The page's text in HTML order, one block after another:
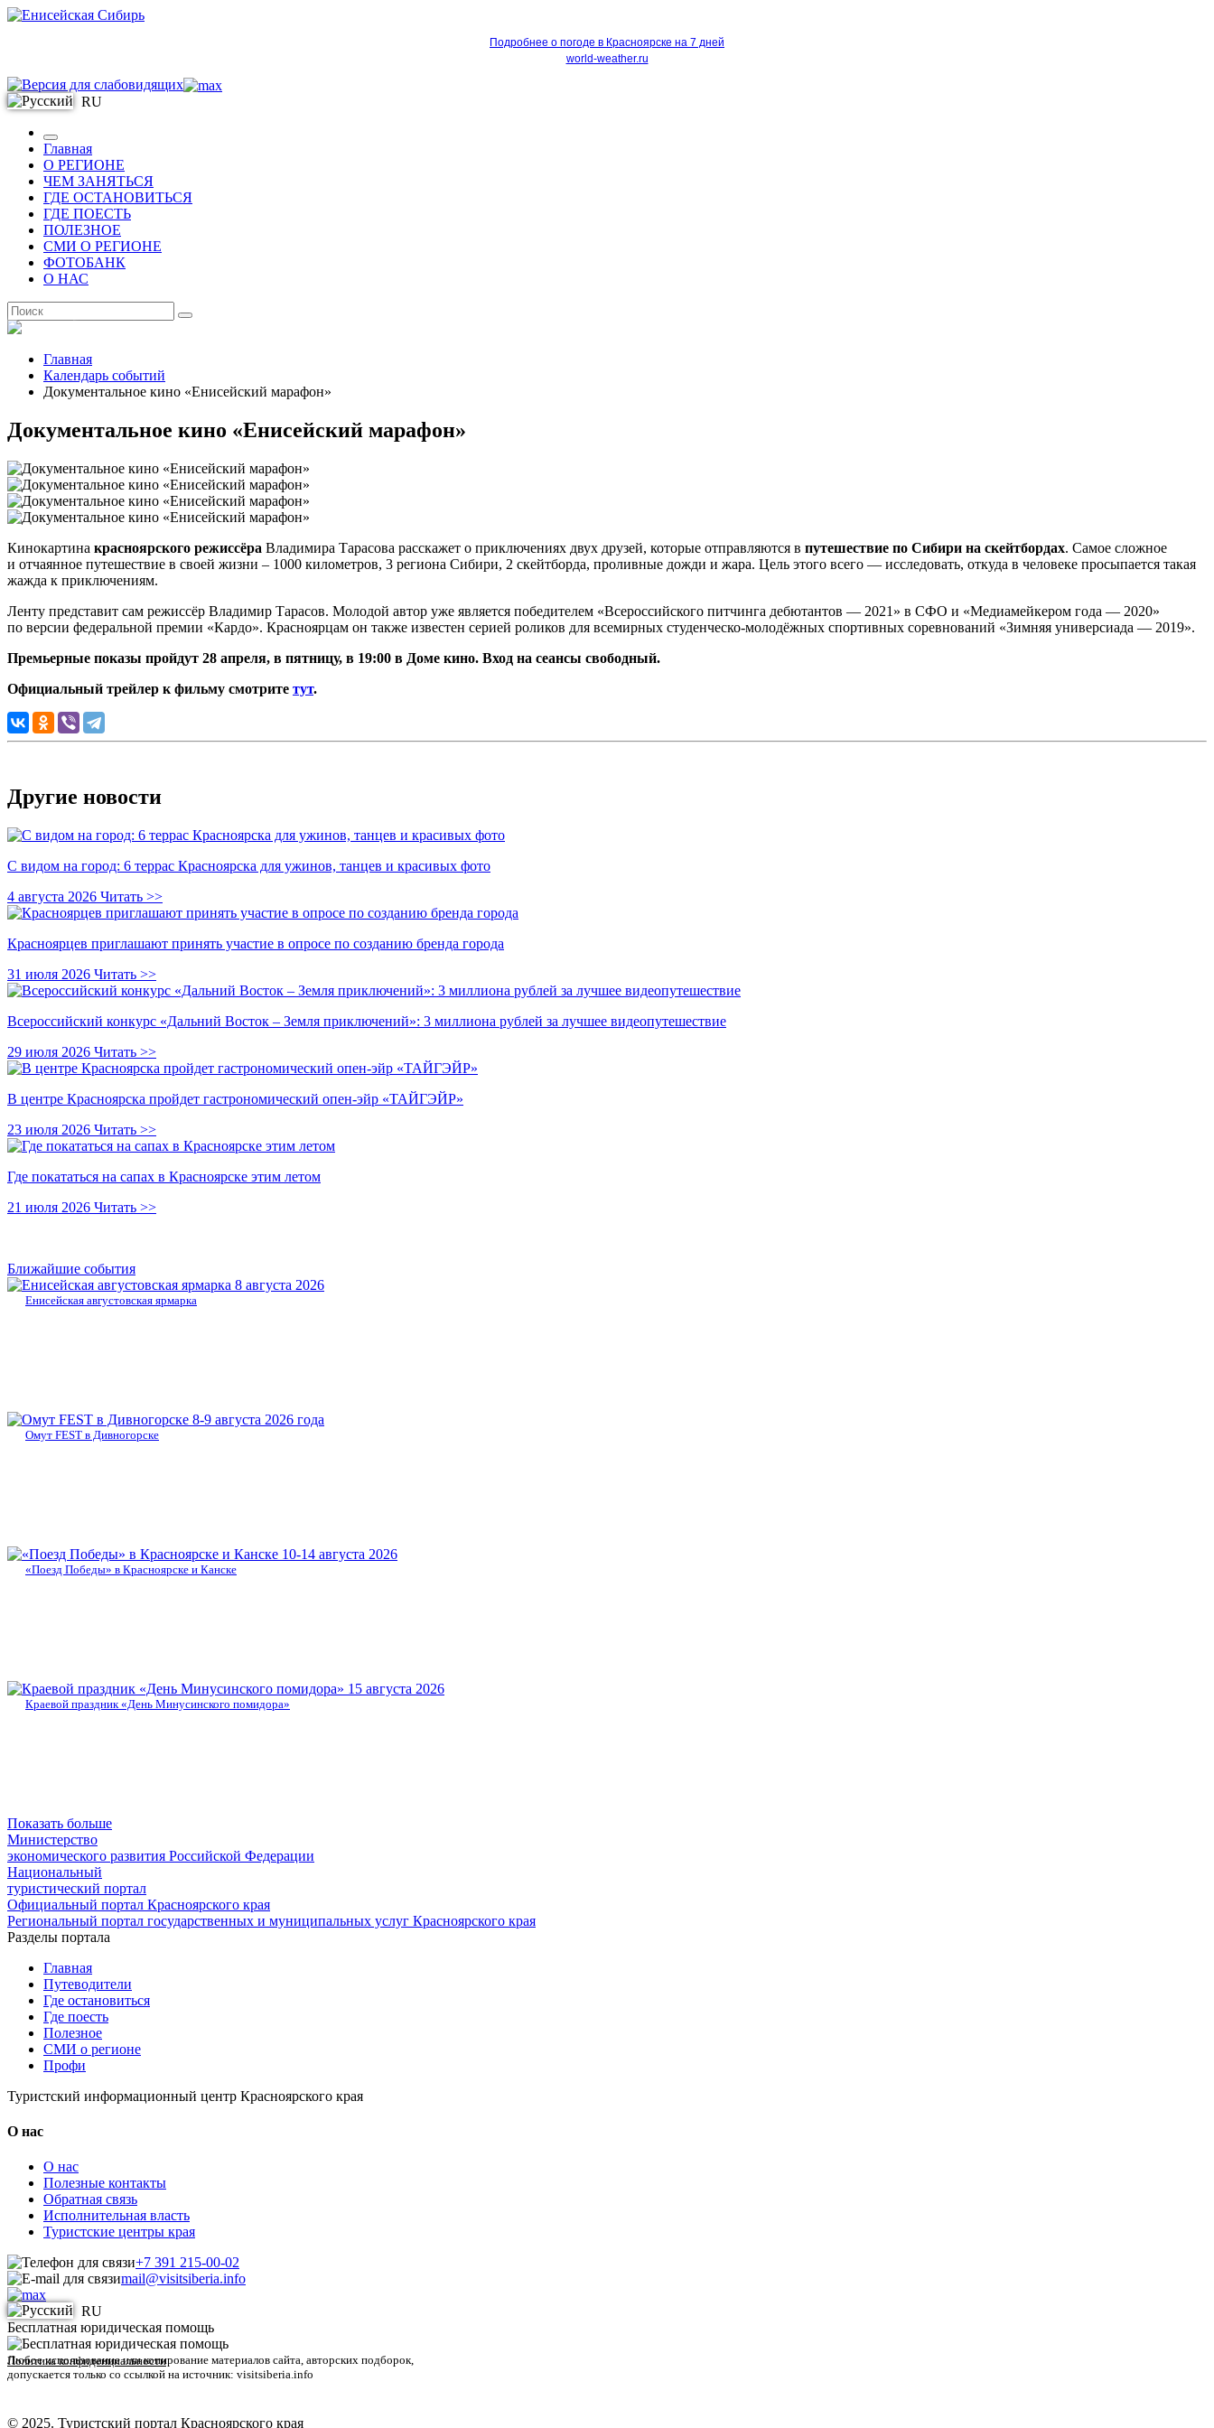
Подробнее о погоде в Красноярске на 7 дней
world-weather.ru
RU
Главная
О РЕГИОНЕ
ЧЕМ ЗАНЯТЬСЯ
ГДЕ ОСТАНОВИТЬСЯ
ГДЕ ПОЕСТЬ
ПОЛЕЗНОЕ
СМИ О РЕГИОНЕ
ФОТОБАНК
О НАС
Главная
Календарь событий
Документальное кино «Енисейский марафон»
Документальное кино «Енисейский марафон»
Кинокартина красноярского режиссёра Владимира Тарасова расскажет о приключениях двух друзей, которые отправляются в путешествие по Сибири на скейтбордах. Самое сложное
и отчаянное путешествие в своей жизни – 1000 километров, 3 региона Сибири, 2 скейтборда, проливные дожди и жара. Цель этого всего — исследовать, откуда в человеке просыпается такая
жажда к приключениям.
Ленту представит сам режиссёр Владимир Тарасов. Молодой автор уже является победителем «Всероссийского питчинга дебютантов — 2021» в СФО и «Медиамейкером года — 2020»
по версии федеральной премии «Кардо». Красноярцам он также известен серией роликов для всемирных студенческо-молодёжных спортивных соревнований «Зимняя универсиада — 2019».
Премьерные показы пройдут 28 апреля, в пятницу, в 19:00 в Доме кино. Вход на сеансы свободный.
Официальный трейлер к фильму смотрите тут.
Другие новости
С видом на город: 6 террас Красноярска для ужинов, танцев и красивых фото
4 августа 2026 Читать >>
Красноярцев приглашают принять участие в опросе по созданию бренда города
31 июля 2026 Читать >>
Всероссийский конкурс «Дальний Восток – Земля приключений»: 3 миллиона рублей за лучшее видеопутешествие
29 июля 2026 Читать >>
В центре Красноярска пройдет гастрономический опен-эйр «ТАЙГЭЙР»
23 июля 2026 Читать >>
Где покататься на сапах в Красноярске этим летом
21 июля 2026 Читать >>
Ближайшие события
8 августа 2026
Енисейская августовская ярмарка
8-9 августа 2026 года
Омут FEST в Дивногорске
10-14 августа 2026
«Поезд Победы» в Красноярске и Канске
15 августа 2026
Краевой праздник «День Минусинского помидора»
Показать больше
Министерство
экономического развития Российской Федерации
Национальный
туристический портал
Официальный портал Красноярского края
Региональный портал государственных и муниципальных услуг Красноярского края
Разделы портала
Главная
Путеводители
Где остановиться
Где поесть
Полезное
СМИ о регионе
Профи
Туристский информационный центр Красноярского края
О нас
О нас
Полезные контакты
Обратная связь
Исполнительная власть
Туристские центры края
+7 391 215-00-02
mail@visitsiberia.info
RU
Бесплатная юридическая помощь
Политика конфиденциальности
Любое использование или копирование материалов сайта, авторских подборок,
допускается только со ссылкой на источник: visitsiberia.info
© 2025. Туристский портал Красноярского края